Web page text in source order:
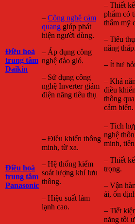
Điều hoà
trung tâm
Daikin
– Công nghệ cảm
quang giúp phát
hiện người dùng.
– Áp dụng công
nghệ đảo gió.
– Sử dụng công
nghệ Inverter giảm
điện năng tiêu thụ
– Thiết
phẩm có
thẩm mỹ
– Tiêu
năng thấp.
– Ít hư
– Khả
điều
thông
cảm biến.
Điều hoà
trung tâm
Panasonic
– Điều khiển thông
minh, từ xa.
– Hệ thống kiểm
soát lượng khí lưu
thông.
– Hiệu suất làm
lạnh cao.
– Tích
nghệ
minh,
– Thiết
trọng.
– Vận
ái, ổn
– Tiết
năng tối